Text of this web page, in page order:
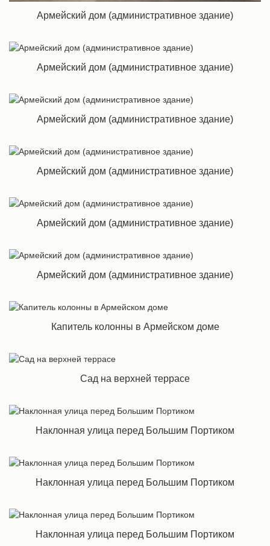
Армейский дом (административное здание)
Армейский дом (административное здание)
Армейский дом (административное здание)
Армейский дом (административное здание)
Армейский дом (административное здание)
Армейский дом (административное здание)
Капитель колонны в Армейском доме
Сад на верхней террасе
Наклонная улица перед Большим Портиком
Наклонная улица перед Большим Портиком
Наклонная улица перед Большим Портиком